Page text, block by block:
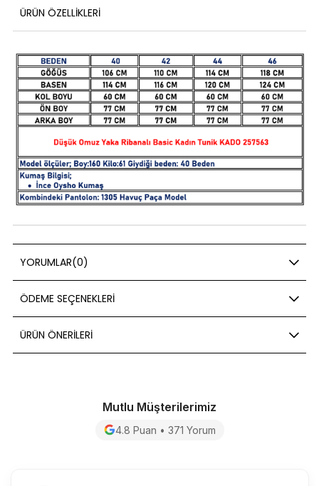
ÜRÜN ÖZELLIKLERI
YORUMLAR(0)
ÖDEME SEÇENEKLERI
ÜRÜN ÖNERILERI
Mutlu Müşterilerimiz
4.8 Puan • 371 Yorum